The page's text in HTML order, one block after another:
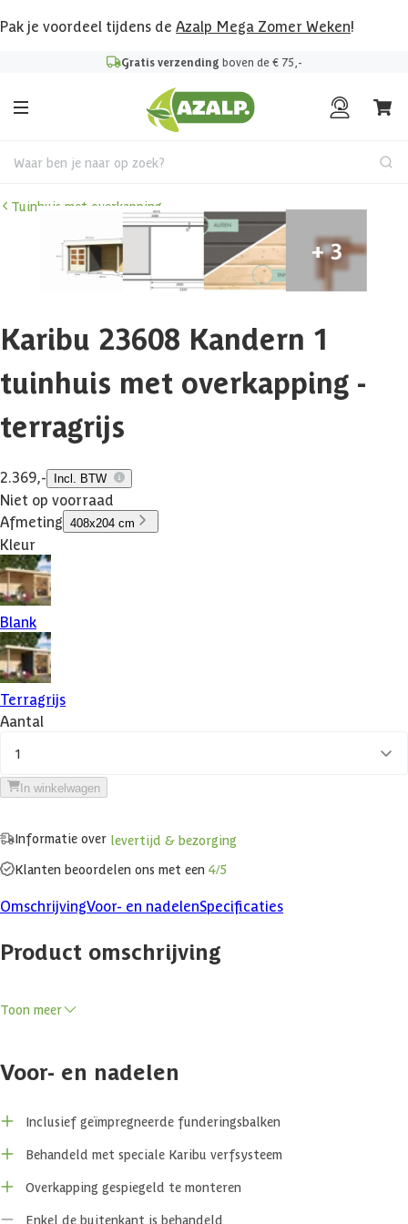
Pak je voordeel tijdens de Azalp Mega Zomer Weken!
Gratis verzending boven de € 75,-
Waar ben je naar op zoek?
Tuinhuis met overkapping
Karibu 23608 Kandern 1
tuinhuis met overkapping -
terragrijs
2.369,- Incl. BTW
Niet op voorraad
Afmeting 408x204 cm
Kleur
Blank
Terragrijs
Aantal
1
In winkelwagen
Informatie over levertijd & bezorging
Klanten beoordelen ons met een 4/5
OmschrijvingVoor- en nadelenSpecificaties
Product omschrijving
lessenaarsdak en een wanddikte van 28mm wat ideaal te gebruiken is
overkapping door de Kandern te bestellen met overkapping. Zo kan je
heel het jaar door ontspannen in je tuin.
Kenmerken
De dubbele openslaande deuren met kunstglas zorgen voor
Toon meer
Voor- en nadelen
Inclusief geïmpregneerde funderingsbalken
Behandeld met speciale Karibu verfsysteem
Overkapping gespiegeld te monteren
Enkel de buitenkant is behandeld